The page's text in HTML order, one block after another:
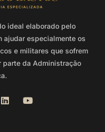
ideal elaborado pelo
ajudar especialmente os
e militares que sofrem
da Administração